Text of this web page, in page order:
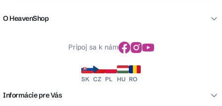
O HeavenShop
Pripoj sa k nám
SK CZ PL HU RO
Informácie pre Vás